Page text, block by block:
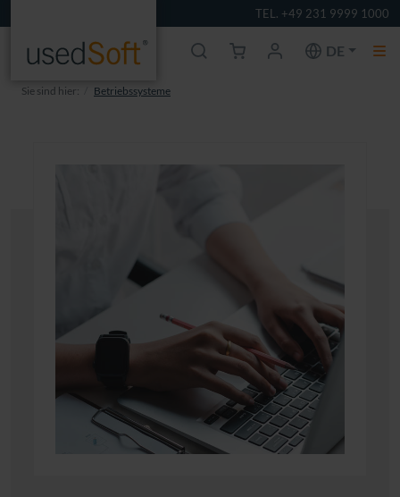
TEL. +49 231 9999 1000
DE
Sie sind hier: Betriebssysteme